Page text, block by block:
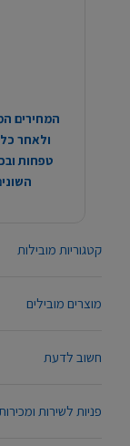
קטגוריות מובילות
מוצרים מובילים
חשוב לדעת
פניות לשירות ומכירות
המחירים
ולאחר
טפחות